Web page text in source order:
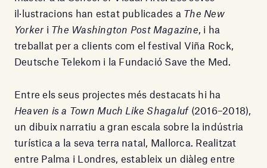
il·lustracions han estat publicades a The New
Yorkeri The Washington Post Magazine, i ha
treballat per a clients com el festival Viña Rock,
Deutsche Telekom i la Fundació Save the Med.
Entre els seus projectes més destacats hi ha
Heaven is a Town Much Like Shagaluf(2016–2018),
un dibuix narratiu a gran escala sobre la indústria
turística a la seva terra natal, Mallorca. Realitzat
entre Palma i Londres, estableix un diàleg entre